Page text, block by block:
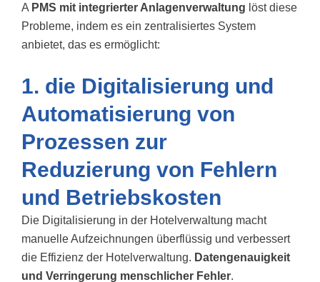
A PMS mit integrierter Anlagenverwaltung löst diese
Probleme, indem es ein zentralisiertes System
anbietet, das es ermöglicht:
1. die Digitalisierung und
Automatisierung von
Prozessen zur
Reduzierung von Fehlern
und Betriebskosten
Die Digitalisierung in der Hotelverwaltung macht
manuelle Aufzeichnungen überflüssig und verbessert
die Effizienz der Hotelverwaltung. Datengenauigkeit
und Verringerung menschlicher Fehler.